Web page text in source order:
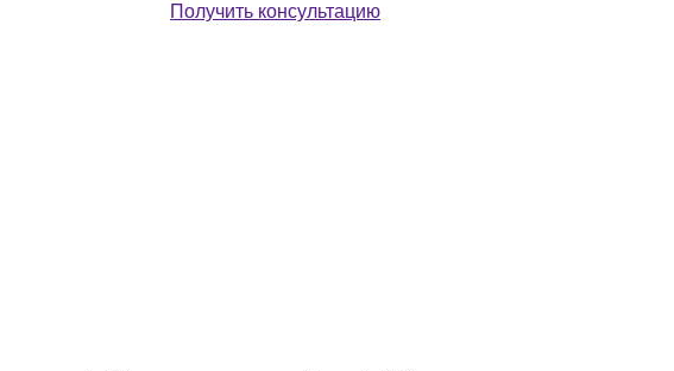
Получить консультацию